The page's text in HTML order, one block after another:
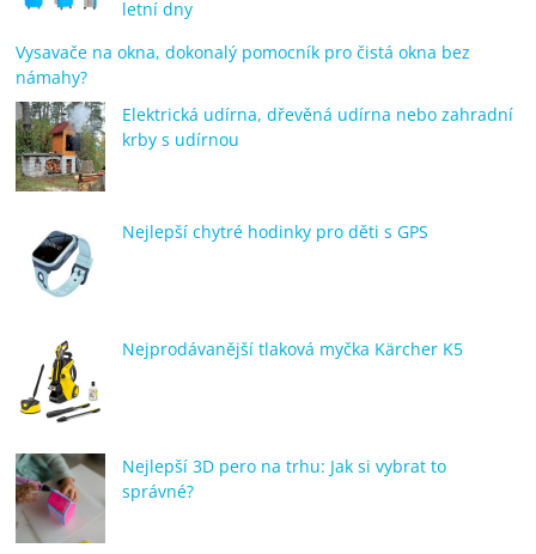
letní dny
Vysavače na okna, dokonalý pomocník pro čistá okna bez
námahy?
Elektrická udírna, dřevěná udírna nebo zahradní
krby s udírnou
Nejlepší chytré hodinky pro děti s GPS
Nejprodávanější tlaková myčka Kärcher K5
Nejlepší 3D pero na trhu: Jak si vybrat to
správné?